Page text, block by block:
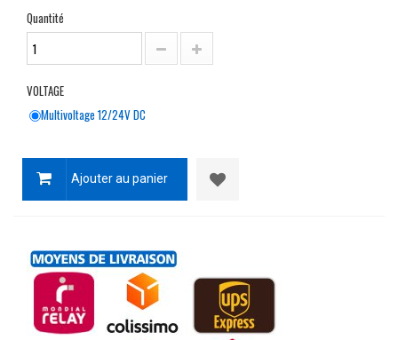
Quantité
VOLTAGE
Multivoltage 12/24V DC
Ajouter au panier